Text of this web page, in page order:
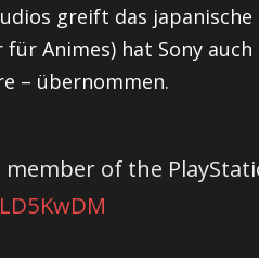
greift das
für Animes) hat Sony
– übernommen.
of the